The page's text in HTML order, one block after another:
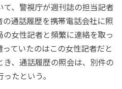
、警視庁が週刊誌の担当記者
通話履歴を携帯電話会社に照
女性記者と頻繁に連絡を取っ
ていたのはこの女性記者だと
、通話履歴の照会は、別件の
たという。